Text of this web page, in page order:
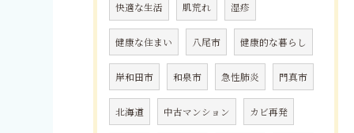
快適な生活 肌荒れ 湿疹
健康な住まい 八尾市 健康的な暮らし
岸和田市 和泉市 急性肺炎 門真市
北海道 中古マンション カビ再発